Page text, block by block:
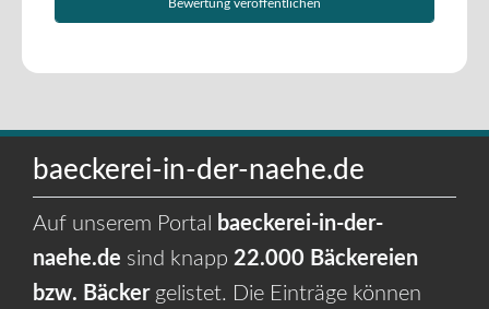
baeckerei-in-der-naehe.de
Auf unserem Portal
baeckerei-in-der-
naehe.de sind knapp 22.000 Bäckereien
bzw. Bäckergelistet. Die Einträge können